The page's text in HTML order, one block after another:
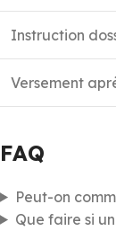
Instruction
Versement
FAQ
Peut-on
Que faire si